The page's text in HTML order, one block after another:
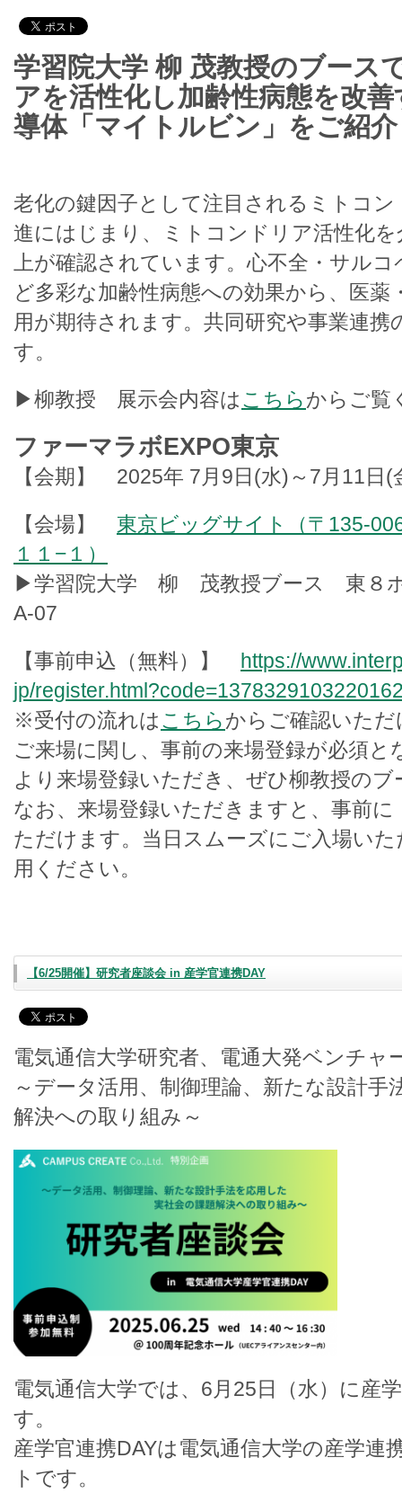
学習院大学 柳 茂教授のブース
アを活性化し加齢性病態を改
導体「マイトルビン」をご紹
老化の鍵因子として注目されるミトコ
進にはじまり、ミトコンドリア活性化
上が確認されています。心不全・サル
ど多彩な加齢性病態への効果から、医薬
用が期待されます。共同研究や事業連
す。
▶柳教授 展示会内容はこちらからご覧
ファーマラボEXPO東京
【会期】 2025年 7月9日(水)～7月11日(
【会場】 東京ビッグサイト（〒135-
１１−１）
▶学習院大学 柳 茂教授ブース 東８
A-07
【事前申込（無料）】 https://
jp/
※受付の流れはこちらからご確認いただ
ご来場に関し、事前の来場登録が必須
より来場登録いただき、ぜひ柳教授の
なお、来場登録いただきますと、事前
ただけます。当日スムーズにご入場い
用ください。
【6/25開催】研究者座談会 in 産学官連携DAY
電気通信大学研究者、電通大発ベンチャ
～データ活用、制御理論、新たな設計手
解決への取り組み～
電気通信大学では、6月25日（水）に産
す。
産学官連携DAYは電気通信大学の産学連
トです。